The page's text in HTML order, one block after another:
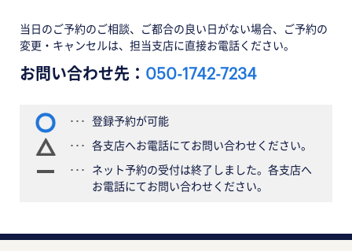
当日のご予約のご相談、ご都合の良い日がない場合、ご予約の
変更・キャンセルは、担当支店に直接お電話ください。
お問い合わせ先： 050-1742-7234
登録予約が可能
各支店へお電話にてお問い合わせください。
ネット予約の受付は終了しました。各支店へ
お電話にてお問い合わせください。